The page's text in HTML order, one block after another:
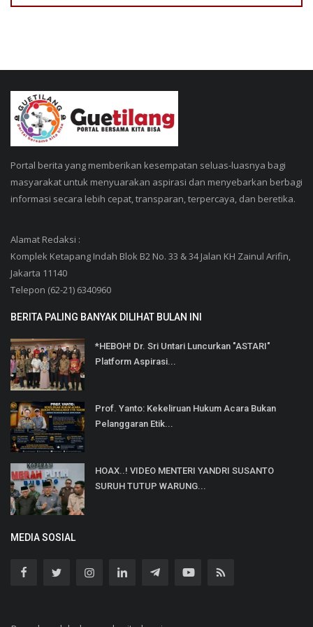
Portal berita yang memberikan kesempatan seluas-luasnya bagi
masyarakat untuk menyuarakan aspirasi dan menyebarkan berbagi
informasi secara lebih cepat, transparan, terpercaya, dan beretika.
Alamat Redaksi :
Komplek Ketapang Indah Blok B2 No. 33 & 34 Jalan KH Zainul Arifin,
Jakarta 11140
Telepon (62-21) 6340960
BERITA PALING BANYAK DILIHAT BULAN INI
*HEBOH! Dr. Sri Untari Luncurkan "ASTARI"
Platform Aspirasi...
Prof. Yanto: Kekeliruan Hukum Acara Bukan
Pelanggaran Etik...
HOAX..! VIDEO MENTERI YANDRI SUSANTO
SURUH TUTUP WARUNG...
MEDIA SOSIAL